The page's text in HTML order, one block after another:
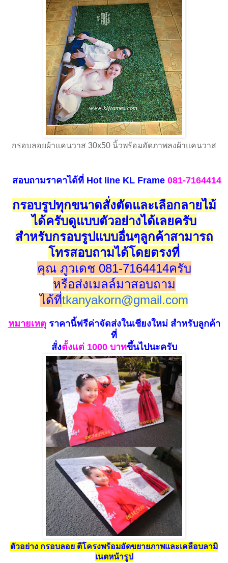
กรอบลอยผ้าแคนวาส 30x50 นิ้วพร้อมอัดภาพลงผ้าแคนวาส
สอบถามราคาได้ที่ Hot lineKL Frame081-7164414
กรอบรูปทุกขนาดสั่งตัดและเลือกลายไม้
ได้ครับดูแบบตัวอย่างได้เลยครับ
สำหรับกรอบรูปแบบอื่นๆลูกค้าสามารถ
โทรสอบถามได้โดยตรงที่
คุณ ภูวเดช 081-7164414ครับ
หรือส่งเมลล์มาสอบถาม
ได้ที่tkanyakorn@gmail.com
หมายเหตุราคานี้ฟรีค่าจัดส่งในเชียงใหม่ สำหรับลูกค้า
ที่
สั่งตั้งแต่ 1000 บาทขึ้นไปนะครับ
ตัวอย่าง กรอบลอย ตีโครงพร้อมอัดขยายภาพและเคลือบลามิ
เนตหน้ารูป